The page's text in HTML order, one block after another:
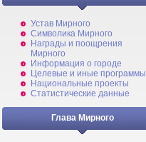
Устав Мирного
Символика Мирного
Награды и поощрения
Мирного
Информация о городе
Целевые и иные программы
Национальные проекты
Статистические данные
Глава Мирного